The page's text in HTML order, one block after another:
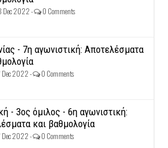
Dec 2022 - 0 Comments
- 7η αγωνιστική: Αποτελέσματα
Dec 2022 - 0 Comments
- 3ος όμιλος - 6η αγωνιστική:
και βαθμολογία
Dec 2022 - 0 Comments